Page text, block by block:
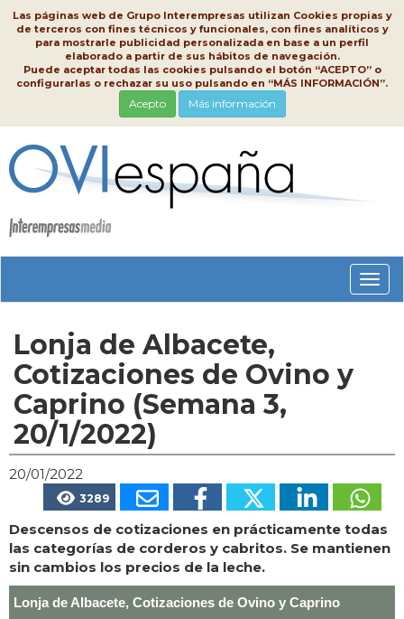
Las páginas web de Grupo Interempresas utilizan Cookies propias y
de terceros con fines técnicos y funcionales, con fines analíticos y
para mostrarle publicidad personalizada en base a un perfil
elaborado a partir de sus hábitos de navegación.
Puede aceptar todas las cookies pulsando el botón “ACEPTO” o
configurarlas o rechazar su uso pulsando en “MÁS INFORMACIÓN”.
Acepto Más información
Lonja de Albacete,
Cotizaciones de Ovino y
Caprino (Semana 3,
20/1/2022)
20/01/2022
3289
Descensos de cotizaciones en prácticamente todas
las categorías de corderos y cabritos. Se mantienen
sin cambios los precios de la leche.
Lonja de Albacete, Cotizaciones de Ovino y Caprino